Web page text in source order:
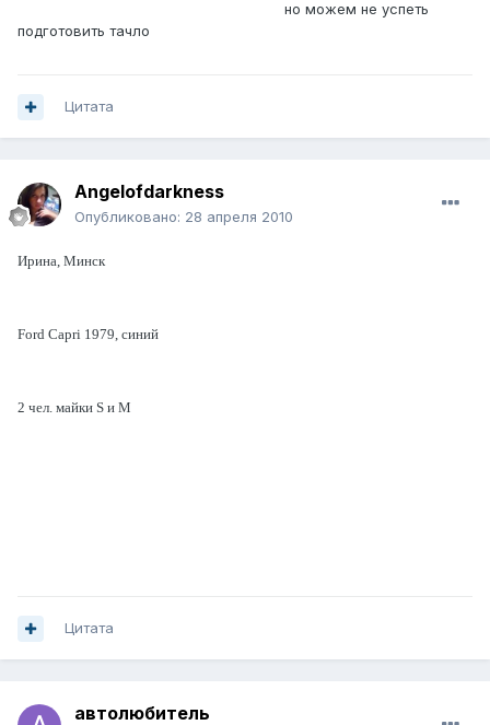
но можем не успеть
подготовить тачло
Цитата
Angelofdarkness
Опубликовано: 28 апреля 2010
Ирина, Минск
Ford Capri 1979, синий
2 чел. майки S и M
Цитата
автолюбитель